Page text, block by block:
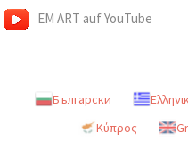
EM ART auf YouTube
Български
Κύπρος